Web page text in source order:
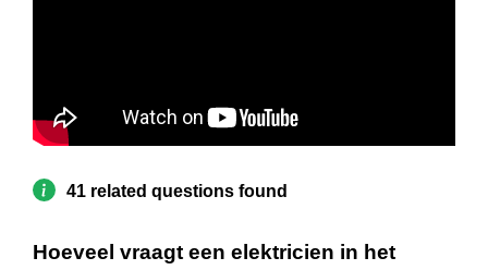
41 related questions found
Hoeveel vraagt een elektricien in het